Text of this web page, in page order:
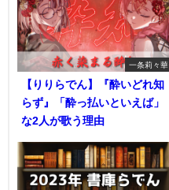
一条莉々華
【りりらでん】『酔いどれ知
らず』「酔っ払いといえば」
な2人が歌う理由